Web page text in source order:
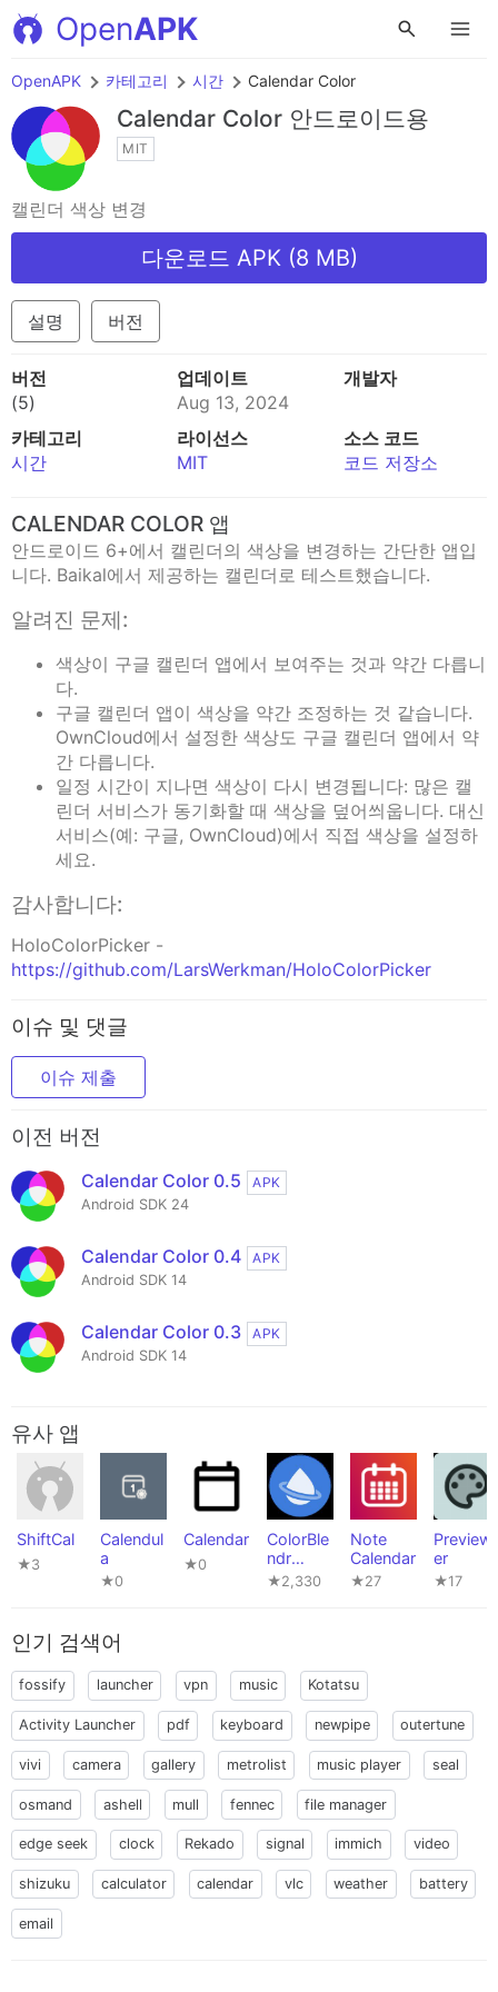
OpenAPK
OpenAPK 카테고리 시간 Calendar Color
Calendar Color 안드로이드용
MIT
캘린더 색상 변경
다운로드 APK (8 MB)
설명 버전
버전
(5)
업데이트
Aug 13, 2024
개발자
카테고리
시간
라이선스
MIT
소스 코드
코드 저장소
CALENDAR COLOR 앱
안드로이드 6+에서 캘린더의 색상을 변경하는 간단한 앱입
니다. Baikal에서 제공하는 캘린더로 테스트했습니다.
알려진 문제:
색상이 구글 캘린더 앱에서 보여주는 것과 약간 다릅니
다.
구글 캘린더 앱이 색상을 약간 조정하는 것 같습니다.
OwnCloud에서 설정한 색상도 구글 캘린더 앱에서 약
간 다릅니다.
일정 시간이 지나면 색상이 다시 변경됩니다: 많은 캘
린더 서비스가 동기화할 때 색상을 덮어씌웁니다. 대신
서비스(예: 구글, OwnCloud)에서 직접 색상을 설정하
세요.
감사합니다:
HoloColorPicker -
https://github.com/LarsWerkman/HoloColorPicker
이슈 및 댓글
이슈 제출
이전 버전
Calendar Color 0.5
APK
Android SDK 24
Calendar Color 0.4
APK
Android SDK 14
Calendar Color 0.3
APK
Android SDK 14
유사 앱
ShiftCal
★3
Calendul
a
★0
Calendar
★0
ColorBle
ndr
[Root]
★2,330
Note
Calendar
★27
Preview
er
★17
인기 검색어
fossify launcher vpn music Kotatsu
Activity Launcher pdf keyboard newpipe outertune
vivi camera gallery metrolist music player seal
osmand ashell mull fennec file manager
edge seek clock Rekado signal immich video
shizuku calculator calendar vlc weather battery
email